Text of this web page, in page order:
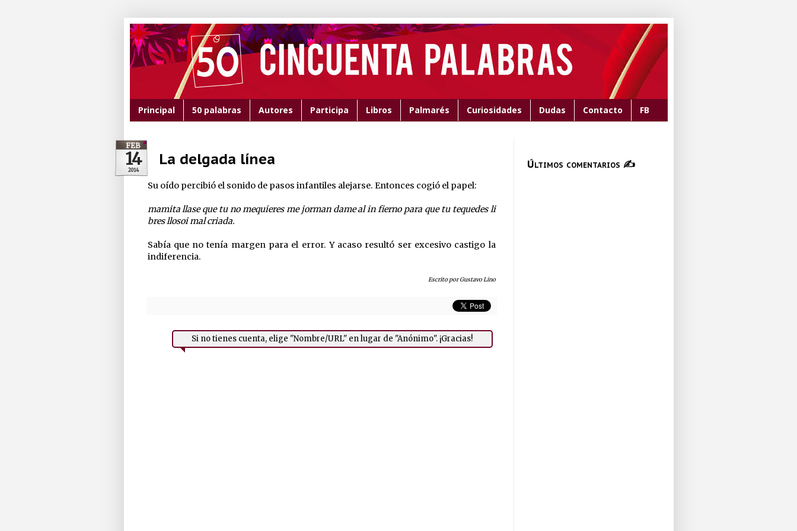
Principal 50 palabras Autores Participa Libros Palmarés Curiosidades Dudas Contacto FB
FEB
14
2014
La delgada línea
Su oído percibió el sonido de pasos infantiles alejarse. Entonces cogió el papel:
mamita llase que tu no mequieres me jorman dame al in fierno para que tu tequedes li
bres llosoi mal criada.
Sabía que no tenía margen para el error. Y acaso resultó ser excesivo castigo la
indiferencia.
Escrito por Gustavo Lino
Si no tienes cuenta, elige "Nombre/URL" en lugar de "Anónimo". ¡Gracias!
Últimos comentarios ✍